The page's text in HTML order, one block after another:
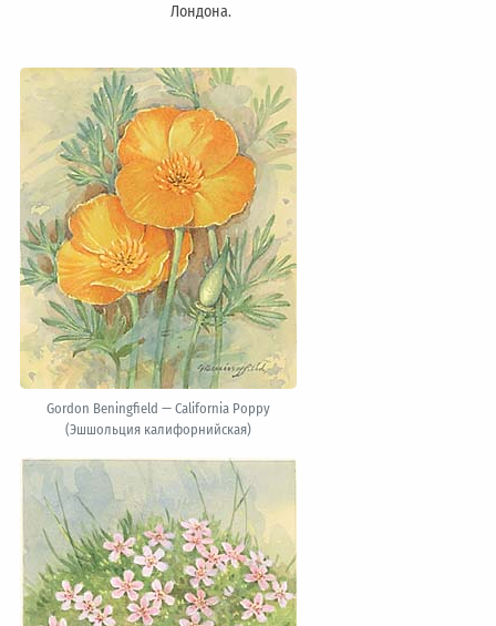
Лондонa.
Gordon Beningfield — California Poppy
(Эшшольция калифорнийская)